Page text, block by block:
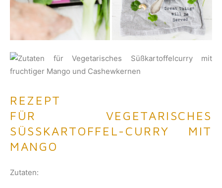
REZEPT
FÜR VEGETARISCHES
SÜSSKARTOFFEL-CURRY MIT M
ANGO
Zutaten: